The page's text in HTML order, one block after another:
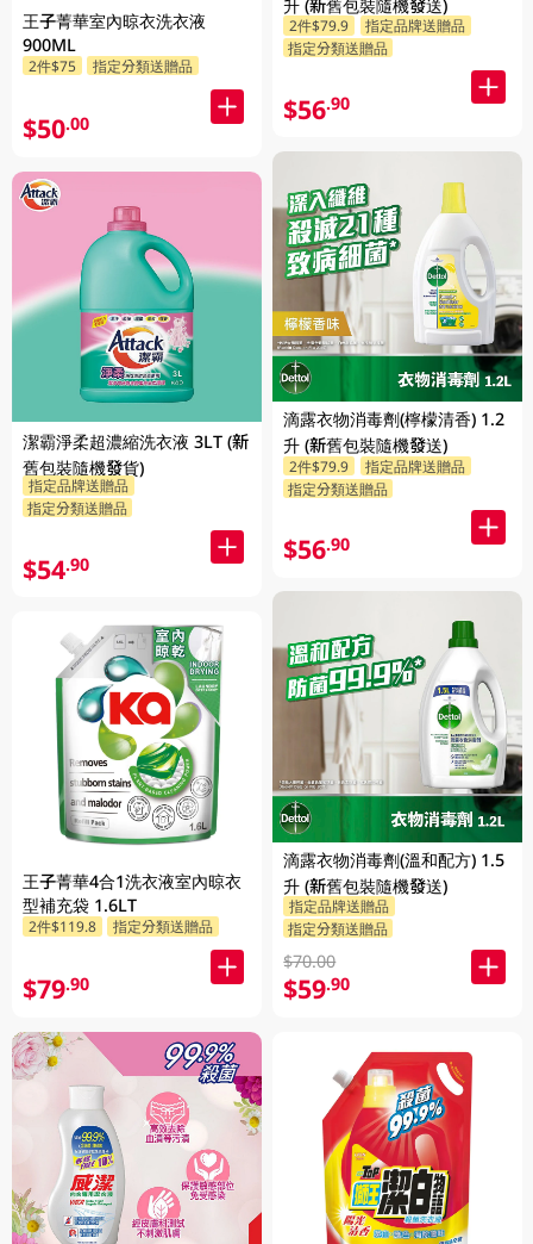
王子菁華室內晾衣洗衣液
900ML
2件$75 指定分類送贈品
$50.00
潔霸淨柔超濃縮洗衣液 3LT (新
舊包裝隨機發貨)
指定品牌送贈品
指定分類送贈品
$54.90
王子菁華4合1洗衣液室內晾衣
型補充袋 1.6LT
2件$119.8 指定分類送贈品
$79.90
升 (新舊包裝隨機發送)
2件$79.9
指定品牌送贈品
指定分類送贈品
$56.90
滴露衣物消毒劑(檸檬清香) 1.2
升 (新舊包裝隨機發送)
2件$79.9
指定品牌送贈品
指定分類送贈品
$56.90
滴露衣物消毒劑(溫和配方) 1.5
升 (新舊包裝隨機發送)
指定品牌送贈品
指定分類送贈品
$70.00
$59.90